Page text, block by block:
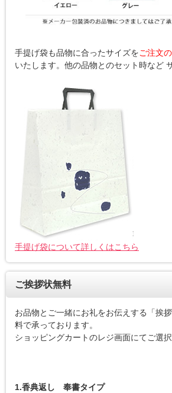
手提げ袋も品物に合ったサイズをご注文
いたします。他の品物とのセット時など
手提げ袋について詳しくはこちら
ご挨拶状無料
お品物とご一緒にお礼をお伝えする「挨
料で承っております。
ショッピングカートのレジ画面にてご選択
1.香典返し 奉書タイプ